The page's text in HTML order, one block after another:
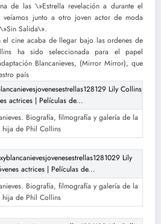
de las \»Estrella revelación a durante el
junto a otro joven actor de moda
Salida\».
cine acaba de llegar bajo las ordenes de
ha sido seleccionada para el papel
Blancanieves, (Mirror Mirror), que
país
Biografía, filmografía y galería de la
hija de Phil Collins
Biografía, filmografía y galería de la
hija de Phil Collins